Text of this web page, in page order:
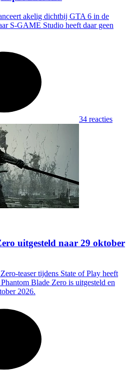
akelig dichtbij GTA 6 in de
S-GAME Studio heeft daar geen
34 reacties
uitgesteld naar 29 oktober
teaser tijdens State of Play heeft
Blade Zero is uitgesteld en
2026.